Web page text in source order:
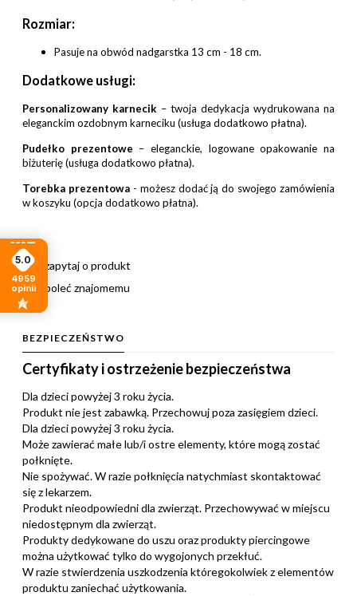
Rozmiar:
Pasuje na obwód nadgarstka 13 cm - 18 cm.
Dodatkowe usługi:
Personalizowany karnecik – twoja dedykacja wydrukowana na
eleganckim ozdobnym karneciku (usługa dodatkowo płatna).
Pudełko prezentowe – eleganckie, logowane opakowanie na
biżuterię (usługa dodatkowo płatna).
Torebka prezentowa- możesz dodać ją do swojego zamówienia
w koszyku (opcja dodatkowo płatna).
zapytaj o produkt
poleć znajomemu
BEZPIECZEŃSTWO
Certyfikaty i ostrzeżenie bezpieczeństwa
Dla dzieci powyżej 3 roku życia.
Produkt nie jest zabawką. Przechowuj poza zasięgiem dzieci.
Dla dzieci powyżej 3 roku życia.
Może zawierać małe lub/i ostre elementy, które mogą zostać
połknięte.
Nie spożywać. W razie połknięcia natychmiast skontaktować
się z lekarzem.
Produkt nieodpowiedni dla zwierząt. Przechowywać w miejscu
niedostępnym dla zwierząt.
Produkty dedykowane do uszu oraz produkty piercingowe
można użytkować tylko do wygojonych przekłuć.
W razie stwierdzenia uszkodzenia któregokolwiek z elementów
produktu zaniechać użytkowania.
5.0
4959
opinii